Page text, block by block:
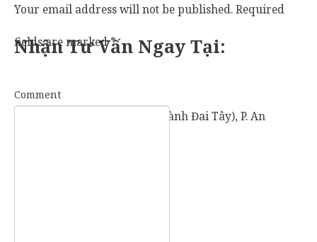
Your email address will not be published.Required
fields are marked*
Comment
Nhận Tư Vấn Ngay Tại:
57 Vành Đai Tây (số cũ: 936 Vành Đai Tây), P. An